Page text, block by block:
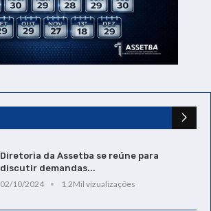
Diretoria da Assetba se reúne para
discutir demandas...
02/10/2024
1,2Mil vizualizações